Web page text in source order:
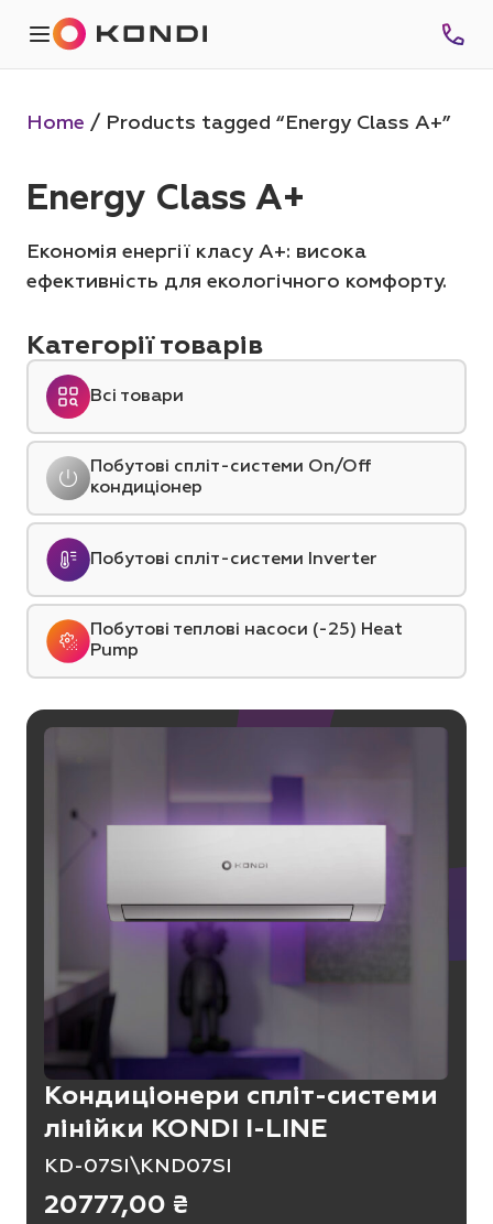
Home / Products tagged “Energy Class A+”
Energy Class A+
Економія енергії класу A+: висока
ефективність для екологічного комфорту.
Категорії товарів
Всі товари
Побутові спліт-системи On/Off
кондиціонер
Побутові спліт-системи Inverter
Побутові теплові насоси (-25) Heat
Pump
Кондиціонери спліт-системи
лінійки KONDI I-LINE
KD-07SI\KND07SI
20777,00 ₴